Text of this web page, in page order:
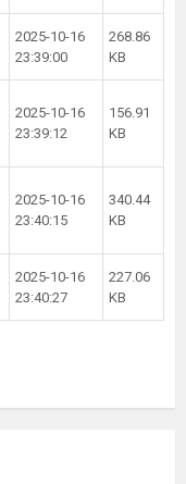
2025-10-16
23:39:00
268.86
KB
2025-10-16
23:39:12
156.91
KB
2025-10-16
23:40:15
340.44
KB
2025-10-16
23:40:27
227.06
KB